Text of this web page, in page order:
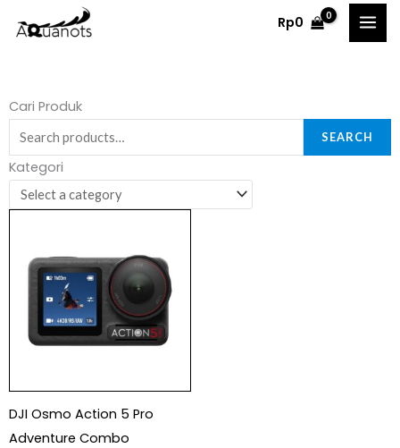
Rp0
Cari Produk
Search
for:
SEARCH
Kategori
DJI Osmo Action 5 Pro
Adventure Combo